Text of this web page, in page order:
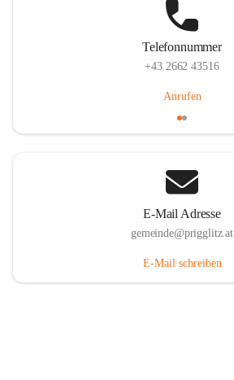
Telefonnummer
+43 2662 43516
Anrufen
E-Mail Adresse
gemeinde@prigglitz.at
E-Mail schreiben